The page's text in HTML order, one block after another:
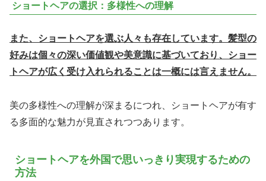
ショートヘアの選択：多様性への理解
また、ショートヘアを選ぶ人々も存在しています。髪型の
好みは個々の深い価値観や美意識に基づいており、ショー
トヘアが広く受け入れられることは一概には言えません。
美の多様性への理解が深まるにつれ、ショートヘアが有す
る多面的な魅力が見直されつつあります。
ショートヘアを外国で思いっきり実現するための
方法